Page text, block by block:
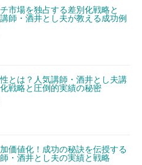
市場を独占する差別化戦略と
師・酒井とし夫が教える成功例
とは？人気講師・酒井とし夫講
戦略と圧倒的実績の秘密
価値化！成功の秘訣を伝授する
・酒井とし夫の実績と戦略